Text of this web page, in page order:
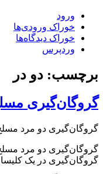
ورود
خوراک ورودی‌ها
خوراک دیدگاه‌ها
وردپرس
برچسب: دو در
گروگان‌گیری
گروگان‌گیری دو مرد
گروگان‌گیری دو مرد
گروگان‌گیری در یک